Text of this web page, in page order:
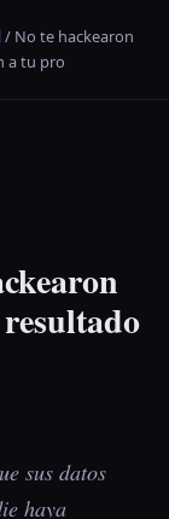
/ No te hackearon
a tu pro
sus datos
haya